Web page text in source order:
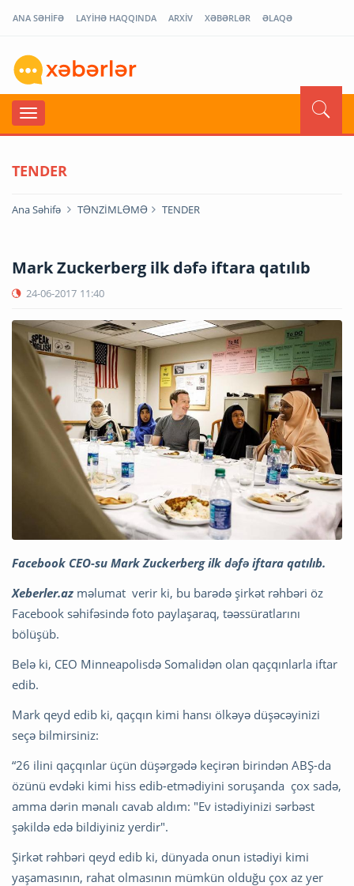
ANA SƏHİFƏ LAYİHƏ HAQQINDA ARXİV XƏBƏRLƏR ƏLAQƏ
TENDER
Ana Səhifə TƏNZİMLƏMƏ TENDER
Mark Zuckerberg ilk dəfə iftara qatılıb
24-06-2017 11:40
Facebook CEO-su Mark Zuckerberg ilk dəfə iftara qatılıb.
Xeberler.az məlumat verir ki, bu barədə şirkət rəhbəri öz
Facebook səhifəsində foto paylaşaraq, təəssüratlarını
bölüşüb.
Belə ki, CEO Minneapolisdə Somalidən olan qaçqınlarla iftar
edib.
Mark qeyd edib ki, qaçqın kimi hansı ölkəyə düşəcəyinizi
seçə bilmirsiniz:
“26 ilini qaçqınlar üçün düşərgədə keçirən birindən ABŞ-da
özünü evdəki kimi hiss edib-etmədiyini soruşanda çox sadə,
amma dərin mənalı cavab aldım: "Ev istədiyinizi sərbəst
şəkildə edə bildiyiniz yerdir".
Şirkət rəhbəri qeyd edib ki, dünyada onun istədiyi kimi
yaşamasının, rahat olmasının mümkün olduğu çox az yer